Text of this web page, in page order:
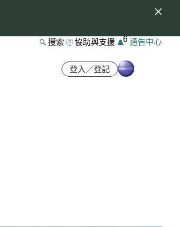
搜索 協助與支援 6 通告中心
登入／登記